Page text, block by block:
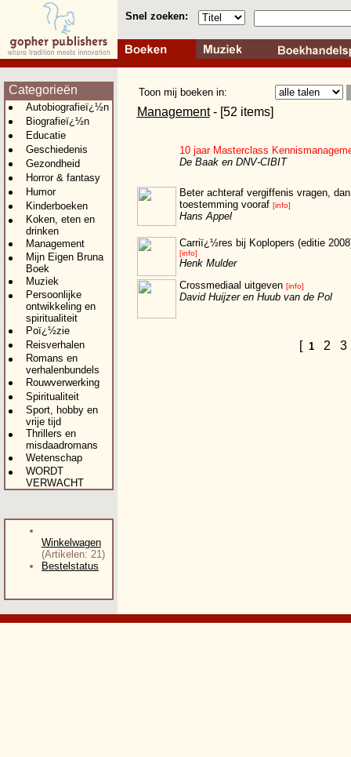
Snel zoeken:
Categorieën
Autobiografieï¿½n
Biografieï¿½n
Educatie
Geschiedenis
Gezondheid
Horror & fantasy
Humor
Kinderboeken
Koken, eten en
drinken
Management
Mijn Eigen Bruna
Boek
Muziek
Persoonlijke
ontwikkeling en
spiritualiteit
Poï¿½zie
Reisverhalen
Romans en
verhalenbundels
Rouwverwerking
Spiritualiteit
Sport, hobby en
vrije tijd
Thrillers en
misdaadromans
Wetenschap
WORDT
VERWACHT
Winkelwagen
(Artikelen: 21)
Bestelstatus
Toon mij boeken in:
Management- [52 items]
10 jaar Masterclass
De Baak en DNV-CIBIT
Beter achteraf vergiffenis vragen, dan
toestemming vooraf [info]
Hans Appel
Carriï¿½res bij Koplopers (editie
[info]
Henk Mulder
Crossmediaal uitgeven [info]
David Huijzer en Huub van de Pol
[ 1 2